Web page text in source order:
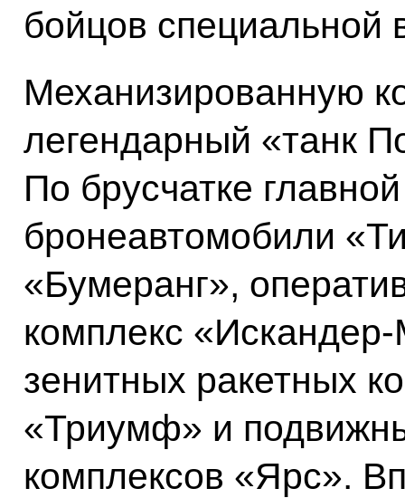
бойцов специальной
Механизированную
легендарный «танк
По брусчатке
бронеавтомобили
«Бумеранг»,
комплекс
зенитных ракетных
«Триумф» и
комплексов «Ярс».